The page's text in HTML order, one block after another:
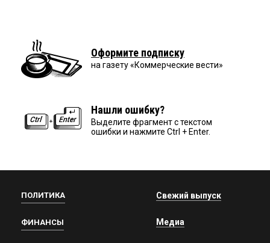
Оформите подписку
на газету «Коммерческие вести»
Нашли ошибку?
Выделите фрагмент с текстом
ошибки и нажмите Ctrl + Enter.
ПОЛИТИКА
ФИНАНСЫ
Свежий выпуск
Медиа